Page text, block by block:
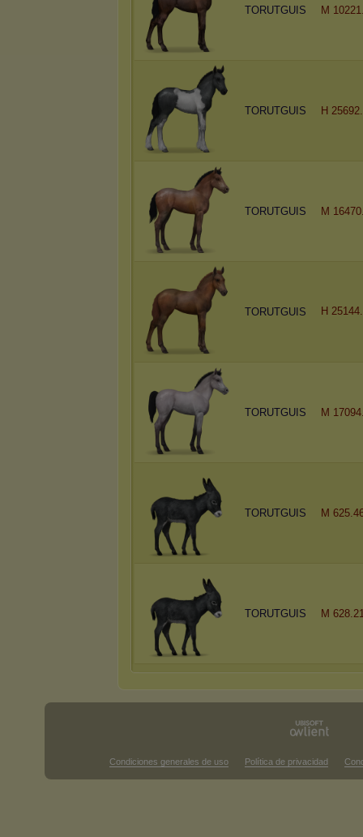
TORUTGUIS M
TORUTGUIS H
TORUTGUIS M
TORUTGUIS H
TORUTGUIS M
TORUTGUIS M
TORUTGUIS M
Condiciones generales de uso Política de privacidad